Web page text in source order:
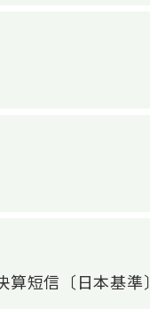
術
ール技術
シール技術
短信〔日本基準〕